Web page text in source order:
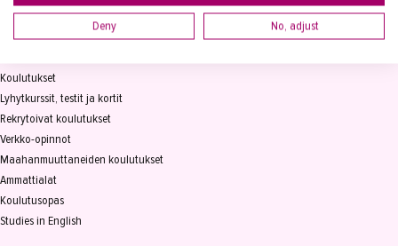
Koulutukset
Lyhytkurssit, testit ja kortit
Rekrytoivat koulutukset
Verkko-opinnot
Maahanmuuttaneiden koulutukset
Ammattialat
Koulutusopas
Studies in English
Deny No, adjust